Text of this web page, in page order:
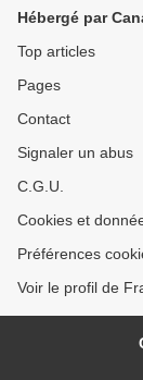
Hébergé par
Top articles
Pages
Contact
Signaler un abus
C.G.U.
Cookies et
Préférences
Voir le profil de